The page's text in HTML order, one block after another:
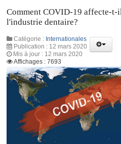
Comment COVID-19 affecte-t-
l'industrie dentaire?
Catégorie : Internationales
Publication : 12 mars 2020
Mis à jour : 12 mars 2020
Affichages : 7693